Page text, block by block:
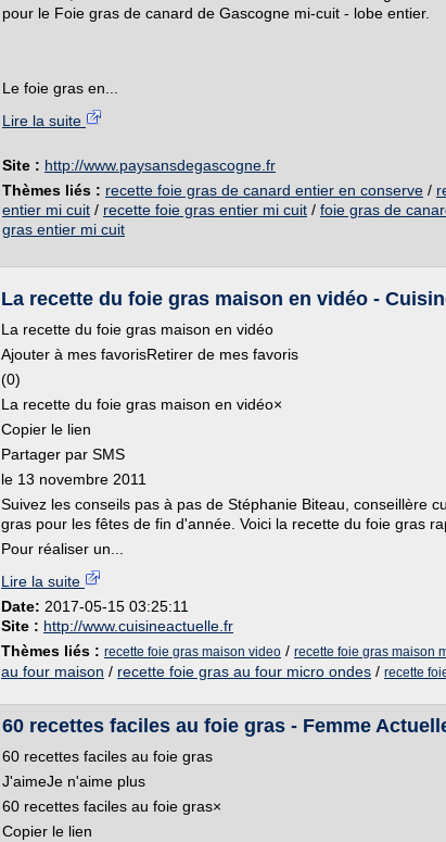
pour le Foie gras de canard de Gascogne mi-cuit - lobe entier.
Le foie gras en...
Lire la suite
Site : http://www.paysansdegascogne.fr
Thèmes liés : recette foie gras de canard entier en conserve /
entier mi cuit / recette foie gras entier mi cuit / foie gras de
gras entier mi cuit
La recette du foie gras maison en vidéo -
La recette du foie gras maison en vidéo
Ajouter à mes favorisRetirer de mes favoris
(0)
La recette du foie gras maison en vidéo×
Copier le lien
Partager par SMS
le 13 novembre 2011
Suivez les conseils pas à pas de Stéphanie Biteau, conseillère
gras pour les fêtes de fin d'année. Voici la recette du foie gras
Pour réaliser un...
Lire la suite
Date: 2017-05-15 03:25:11
Site : http://www.cuisineactuelle.fr
Thèmes liés : recette foie gras maison video / recette foie gras maison
au four maison / recette foie gras au four micro ondes / recette
60 recettes faciles au foie gras - Femme
60 recettes faciles au foie gras
J'aimeJe n'aime plus
60 recettes faciles au foie gras×
Copier le lien